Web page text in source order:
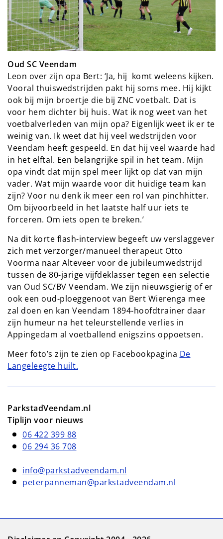
Oud SC Veendam
Leon over zijn opa Bert: ‘Ja, hij komt weleens kijken.
Vooral thuiswedstrijden pakt hij soms mee. Hij kijkt
ook bij mijn broertje die bij ZNC voetbalt. Dat is
voor hem dichter bij huis. Wat ik nog weet van het
voetbalverleden van mijn opa? Eigenlijk weet ik er te
weinig van. Ik weet dat hij veel wedstrijden voor
Veendam heeft gespeeld. En dat hij veel waarde had
in het elftal. Een belangrijke spil in het team. Mijn
opa vindt dat mijn spel meer lijkt op dat van mijn
vader. Wat mijn waarde voor dit huidige team kan
zijn? Voor nu denk ik meer een rol van pinchhitter.
Om bijvoorbeeld in het laatste half uur iets te
forceren. Om iets open te breken.’
Na dit korte flash-interview begeeft uw verslaggever
zich met verzorger/manueel therapeut Otto
Voorma naar Alteveer voor de jubileumwedstrijd
tussen de 80-jarige vijfdeklasser tegen een selectie
van Oud SC/BV Veendam. We zijn nieuwsgierig of er
ook een oud-ploeggenoot van Bert Wierenga mee
zal doen en kan Veendam 1894-hoofdtrainer daar
zijn humeur na het teleurstellende verlies in
Appingedam al voetballend enigszins oppoetsen.
Meer foto’s zijn te zien op Facebookpagina De
Langeleegte huilt.
ParkstadVeendam.nl
Tiplijn voor nieuws
06 422 399 88
06 294 36 708
info@parkstadveendam.nl
peterpanneman@parkstadveendam.nl